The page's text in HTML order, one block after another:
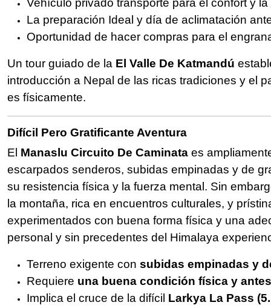
Vehículo privado transporte para el confort y
La preparación Ideal y día de aclimatación
Oportunidad de hacer compras para el
Un tour guiado de la El Valle De Katmandú
introducción a Nepal de las ricas tradiciones y el
es físicamente.
Difícil Pero Gratificante Aventura
El Manaslu Circuito De Caminata es
escarpados senderos, subidas empinadas y de
su resistencia física y la fuerza mental. Sin
la montaña, rica en encuentros culturales, y
experimentados con buena forma física y una
personal y sin precedentes del Himalaya
Terreno exigente con subidas empinadas y
Requiere una buena condición física y
Implica el cruce de la difícil Larkya La Pass